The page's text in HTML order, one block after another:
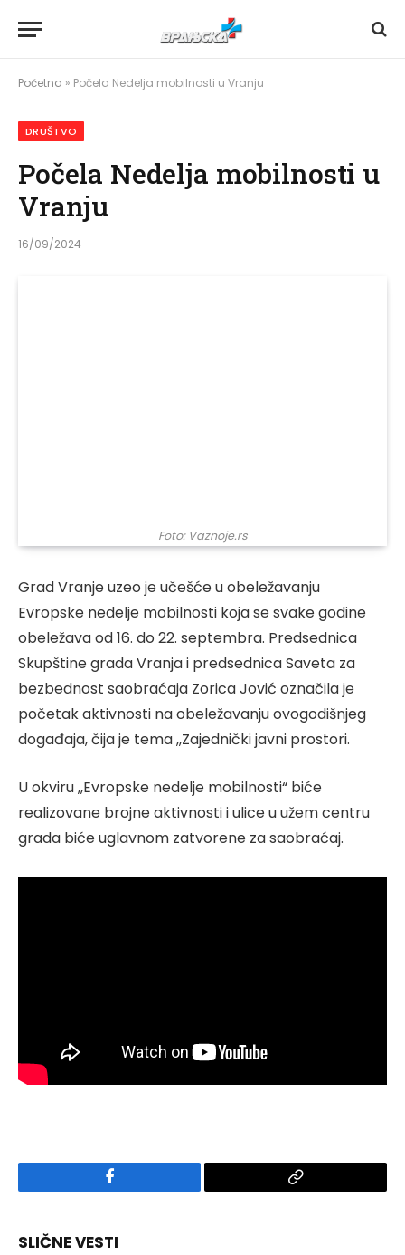
Početna » Počela Nedelja mobilnosti u Vranju
DRUŠTVO
Počela Nedelja mobilnosti u
Vranju
16/09/2024
Foto: Vaznoje.rs
Grad Vranje uzeo je učešće u obeležavanju
Evropske nedelje mobilnosti koja se svake godine
obeležava od 16. do 22. septembra. Predsednica
Skupštine grada Vranja i predsednica Saveta za
bezbednost saobraćaja Zorica Jović označila je
početak aktivnosti na obeležavanju ovogodišnjeg
događaja, čija je tema ,,Zajednički javni prostori.
U okviru ,,Evropske nedelje mobilnosti“ biće
realizovane brojne aktivnosti i ulice u užem centru
grada biće uglavnom zatvorene za saobraćaj.
Facebook
Copy
SLIČNE VESTI